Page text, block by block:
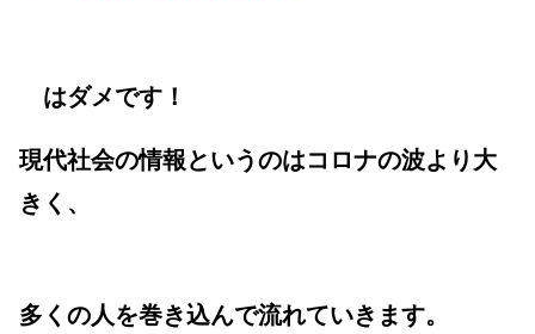
はダメです！
現代社会の情報というのはコロナの波より大
きく、
多くの人を巻き込んで流れていきます。